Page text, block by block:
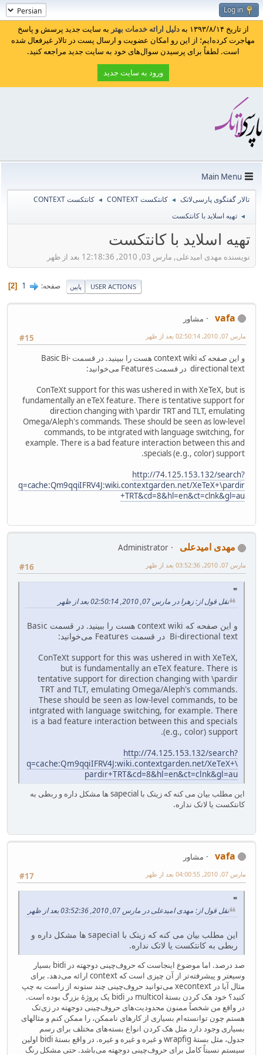
Log in
از تاریخ ۱۳۹۳/۸/۱۴ به دلیل ارائه خدمات بهتر به سایت جدید پرسش و پاسخ
مهاجرت کرده‌ایم؛ از این رو امکان عضویت و ارسال پست در تالار غیرفعال شده
است. لطفاً برای پرسیدن سوال‌های خود به سایت جدید مراجعه کنید.
ورود به سایت جدید
Main Menu
تالار گفتگوی پارسی‌لاتک ◄ کانتکست CONTEXT ◄ کانتکست CONTEXT
◄ تهیه اسلاید با کانتکست
تهیه اسلاید با کانتکست
نویسنده مهدی امیدعلی, مارس 03, 2010, 12:18:36 بعد از ظهر
پایین صفحه 1
2 USER ACTIONS
vafa
مشاور
#15
مارس 07, 2010, 02:50:14 بعد از ظهر
و این صفحه که context wiki هست را ببینید. در قسمت Basic Bi-
directional text در قسمت Features می‌خوانید:
ConTeXt support for this was ushered in with XeTeX, but is
fundamentally an eTeX feature. There is tentative support for
direction changing with \pardir TRT and TLT, emulating
Omega/Aleph's commands. These should be seen as low-level
commands, to be intgrated with language switching, for
example. There is a bad feature interaction between this and
specials (e.g., color) support.
http://74.125.153.132/search?
q=cache:Qm9qqiIFRV4J:wiki.contextgarden.net/XeTeX+\pardir
+TRT&cd=8&hl=en&ct=clnk&gl=au
مهدی امیدعلی
Administrator
#16
مارس 07, 2010, 03:52:36 بعد از ظهر
نقل قول از: زهرا در مارس 07, 2010, 02:50:14 بعد از ظهر
و این صفحه که context wiki هست را ببینید. در قسمت Basic
Bi-directional text در قسمت Features می‌خوانید:
ConTeXt support for this was ushered in with XeTeX,
but is fundamentally an eTeX feature. There is
tentative support for direction changing with \pardir
TRT and TLT, emulating Omega/Aleph's commands.
These should be seen as low-level commands, to be
intgrated with language switching, for example. There
is a bad feature interaction between this and specials
(e.g., color) support.
http://74.125.153.132/search?
q=cache:Qm9qqiIFRV4J:wiki.contextgarden.net/XeTeX+\
pardir+TRT&cd=8&hl=en&ct=clnk&gl=au
این مطلب بیان می کنه که زیتک با sapecial ها مشکل داره و ربطی به
کانتکست یا لاتک نداره.
vafa
مشاور
#17
مارس 07, 2010, 04:00:55 بعد از ظهر
نقل قول از: مهدی امیدعلی در مارس 07, 2010, 03:52:36 بعد از ظهر
این مطلب بیان می کنه که زیتک با sapecial ها مشکل داره و
ربطی به کانتکست یا لاتک نداره.
صد درصد. اما موضوع اینجاست که حروف‌چینی دوجهته در bidi بسیار
وسیعتر و پیشرفته‌تر از آن چیزی است که context ارائه می‌دهد. برای
مثال آیا در xecontext می‌توانید حروف‌چینی چند ستونه از راست به چپ
کنید؟ خود هک کردن بستهٔ multicol در bidi یک پروژهٔ بزرگ بوده است.
در واقع من شخصاً ممنون محدودیت‌های حروف‌چینی دوجهته در زی‌تک
هستم چون توانسته‌ام بسیاری از کارهای ناممکن، را ممکن کنم و مثالهای
بسیاری وجود دارد مثل هک کردن انواع بسته‌های مختلف برای رسم
جدول، مثل بستهٔ wrapfig و غیره و غیره و غیره. در واقع بستهٔ bidi اولین
سیستم نسبتاً کامل برای حروف‌چینی دوجهته می‌باشد. حتی مشکل رنگ